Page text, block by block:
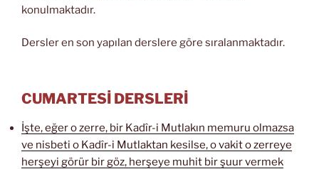
konulmaktadır.
Dersler en son yapılan derslere göre sıralanmaktadır.
CUMARTESİ DERSLERİ
İşte, eğer o zerre, bir Kadîr-i Mutlakın memuru olmazsa
ve nisbeti o Kadîr-i Mutlaktan kesilse, o vakit o zerreye
herşeyi görür bir göz, herşeye muhit bir şuur vermek